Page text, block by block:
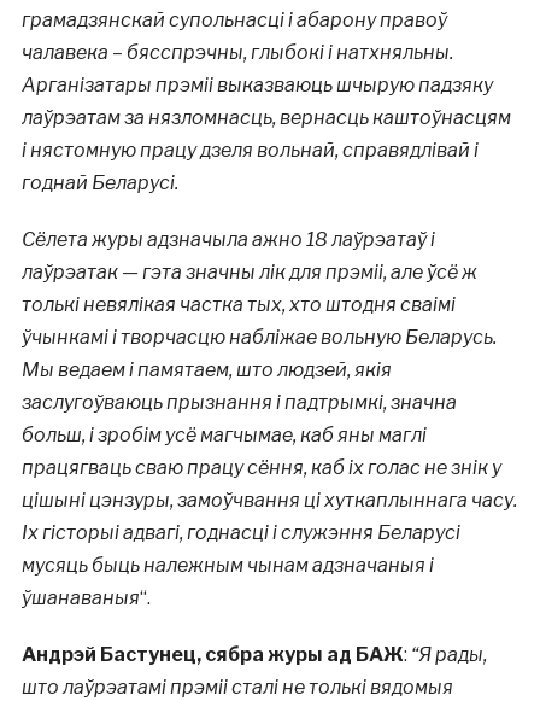
грамадзянскай супольнасці і абарону правоў
чалавека – бясспрэчны, глыбокі і натхняльны.
Арганізатары прэміі выказваюць шчырую падзяку
лаўрэатам за нязломнасць, вернасць каштоўнасцям
і нястомную працу дзеля вольнай, справядлівай і
годнай Беларусі.
Сёлета журы адзначыла ажно 18 лаўрэатаў і
лаўрэатак — гэта значны лік для прэміі, але ўсё ж
толькі невялікая частка тых, хто штодня сваімі
ўчынкамі і творчасцю набліжае вольную Беларусь.
Мы ведаем і памятаем, што людзей, якія
заслугоўваюць прызнання і падтрымкі, значна
больш, і зробім усё магчымае, каб яны маглі
працягваць сваю працу сёння, каб іх голас не знік у
цішыні цэнзуры, замоўчвання ці хуткаплыннага часу.
Іх гісторыі адвагі, годнасці і служэння Беларусі
мусяць быць належным чынам адзначаныя і
ўшанаваныя“.
Андрэй Бастунец, сябра журы ад БАЖ: “Я рады,
што лаўрэатамі прэміі сталі не толькі вядомыя